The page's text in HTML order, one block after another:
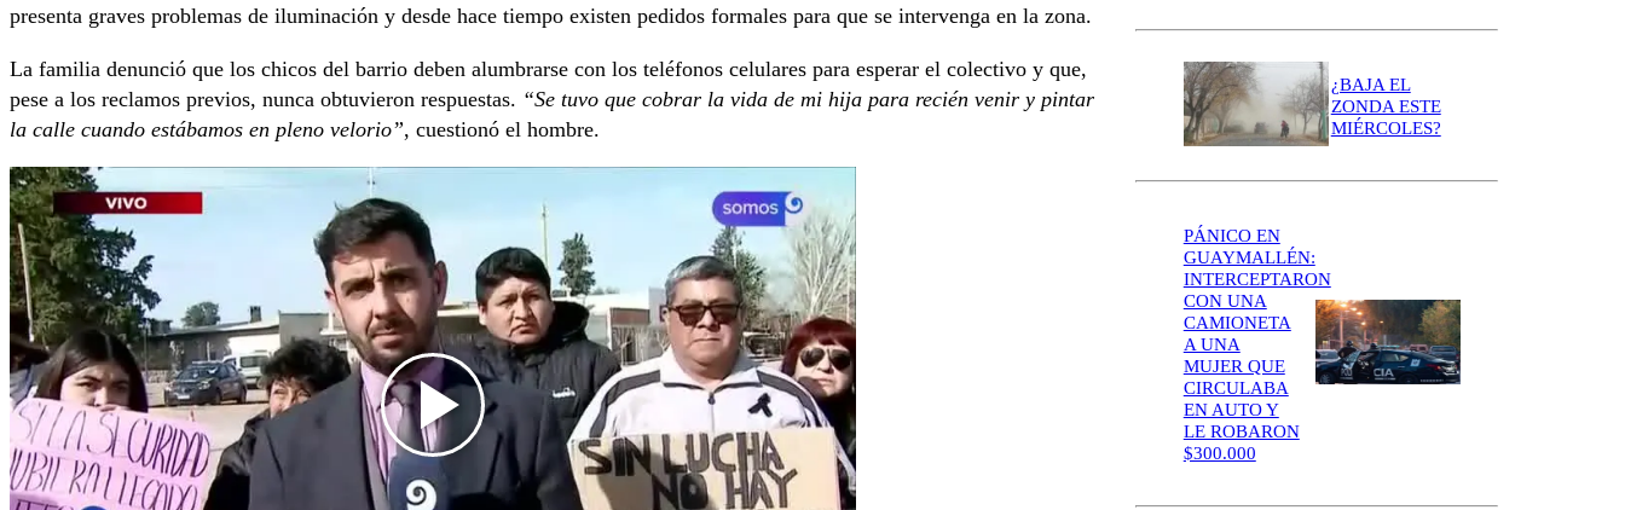
presenta graves problemas de iluminación y desde hace tiempo existen pedidos formales para que se intervenga en la zona.
La familia denunció que los chicos del barrio deben alumbrarse con los teléfonos celulares para esperar el colectivo y que,
pese a los reclamos previos, nunca obtuvieron respuestas. “Se tuvo que cobrar la vida de mi hija para recién venir y pintar
la calle cuando estábamos en pleno velorio”, cuestionó el hombre.
¿BAJA EL
ZONDA ESTE
MIÉRCOLES?
PÁNICO EN
GUAYMALLÉN:
INTERCEPTARON
CON UNA
CAMIONETA
A UNA
MUJER QUE
CIRCULABA
EN AUTO Y
LE ROBARON
$300.000